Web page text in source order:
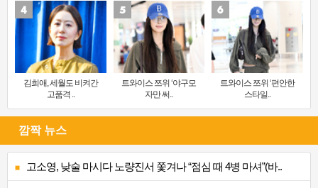
김희애, 세월도 비켜간
고품격 ..
트와이스 쯔위 ‘야구모
자만 써..
트와이스 쯔위 ‘편안한
스타일..
깜짝 뉴스
고소영, 낮술 마시다 노량진서 쫓겨나 “점심 때 4병 마셔”(바..